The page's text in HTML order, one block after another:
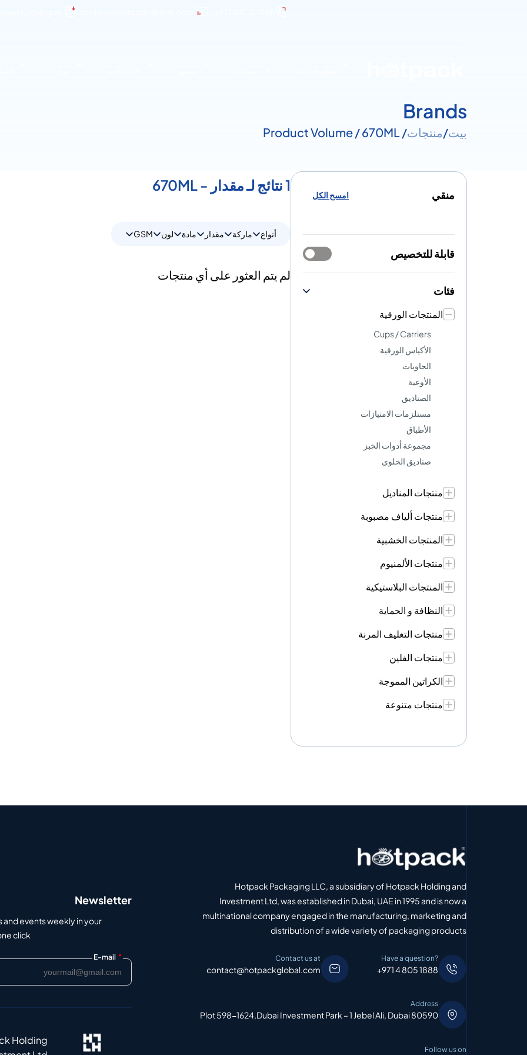
Brands
بيت/منتجات/ Product Volume / 670ML
منقي امسح الكل
قابلة للتخصيص
فئات
المنتجات الورقية
Cups / Carriers
الأكياس الورقية
الحاويات
الأوعية
الصناديق
مستلزمات الامتيازات
الأطباق
مجموعة أدوات الخبز
صناديق الحلوى
منتجات المناديل
منتجات ألياف مصبوبة
المنتجات الخشبية
منتجات الألمنيوم
المنتجات البلاستيكية
النظافة و الحماية
منتجات التغليف المرنة
منتجات الفلين
الكراتين المموجة
منتجات متنوعة
1 نتائج لـ مقدار - 670ML
أنواع ماركة مقدار مادة لون GSM
لم يتم العثور على أي منتجات
Hotpack Packaging LLC, a subsidiary of Hotpack Holding and
Investment Ltd, was established in Dubai, UAE in 1995 and is now a
multinational company engaged in the manufacturing, marketing and
distribution of a wide variety of packaging products
Have a question?
+971 4 805 1888
Contact us at
contact@hotpackglobal.com
Address
Plot 598-1624,Dubai Investment Park – 1 Jebel Ali, Dubai 80590
Follow us on
Newsletter
events weekly in your
click.
E-mail *
Holding